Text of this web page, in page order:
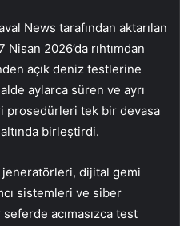
News tarafından aktarılan
2026’da rıhtımdan
açık deniz testlerine
aylarca süren ve ayrı
prosedürleri tek bir devasa
birleştirdi.
dijital gemi
sistemleri ve siber
acımasızca test